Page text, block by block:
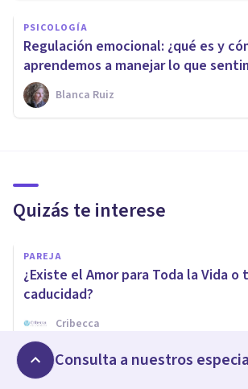
PSICOLOGÍA
Regulación emocional: ¿qué es y
aprendemos a manejar lo que
Blanca Ruiz
Quizás te interese
PAREJA
¿Existe el Amor para Toda la Vida
caducidad?
Cribecca
ORGANIZACIONES, RECURSOS HUMANOS Y
Consulta a nuestros